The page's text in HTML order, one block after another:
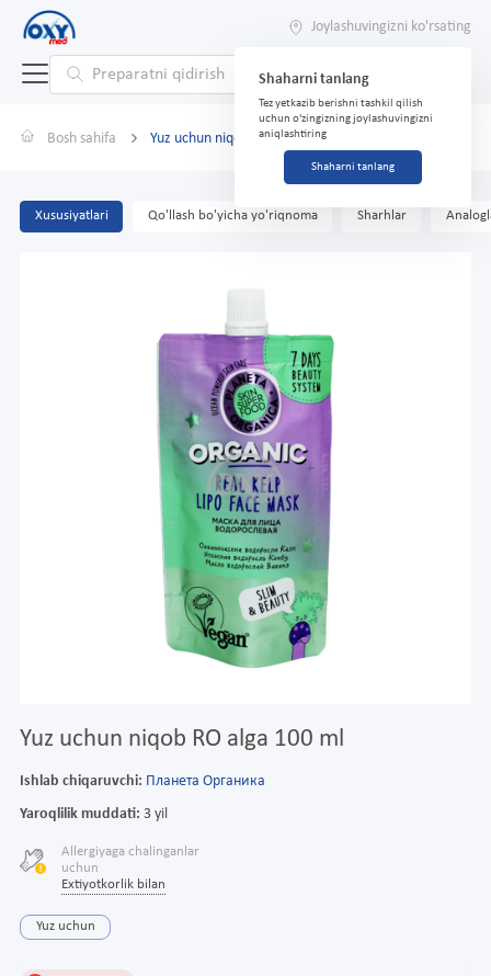
Joylashuvingizni ko'rsating
Shaharni tanlang
Tez yetkazib berishni tashkil qilish
uchun o'zingizning joylashuvingizni
aniqlashtiring
Shaharni tanlang
Bosh sahifa Yuz uchun niqob RO alga 100 ml
Xususiyatlari Qo'llash bo'yicha yo'riqnoma Sharhlar
Yuz uchun niqob RO alga 100 ml
Ishlab chiqaruvchi: Планета Органика
Yaroqlilik muddati: 3 yil
Allergiyaga chalinganlar
uchun
Extiyotkorlik bilan
Yuz uchun